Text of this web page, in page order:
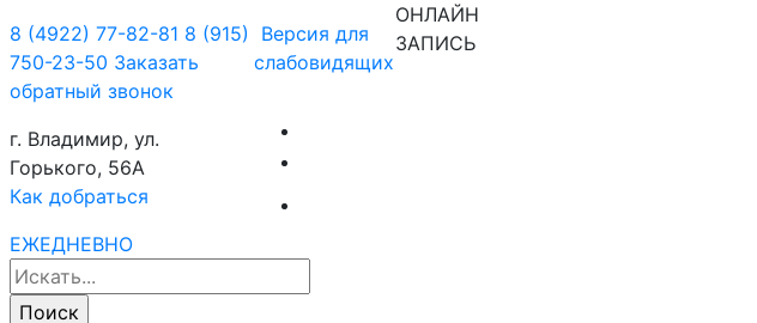
8 (4922) 77-82-81 8 (915)
750-23-50 Заказать
обратный звонок
г. Владимир, ул.
Горького, 56А
Как добраться
ЕЖЕДНЕВНО
Версия для
слабовидящих
ОНЛАЙН
ЗАПИСЬ